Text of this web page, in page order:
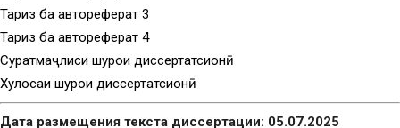
Тақриз ба автореферат 3
Тақриз ба автореферат 4
Суратмаҷлиси шурои диссертатсионӣ
Хулосаи шурои диссертатсионӣ
Дата размещения текста диссертации: 05.07.2025